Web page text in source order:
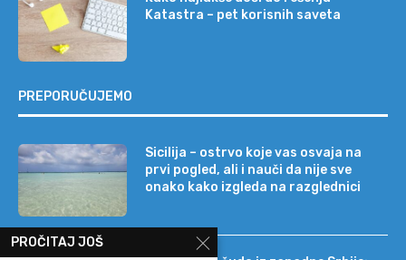
Katastra – pet korisnih saveta
PREPORUČUJEMO
Sicilija – ostrvo koje vas osvaja na
prvi pogled, ali i nauči da nije sve
onako kako izgleda na razglednici
PROČITAJ JOŠ